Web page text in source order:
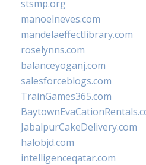
stsmp.org
manoelneves.com
mandelaeffectlibrary.com
roselynns.com
balanceyoganj.com
salesforceblogs.com
TrainGames365.com
JabalpurCakeDelivery.com
halobjd.com
intelligenceqatar.com